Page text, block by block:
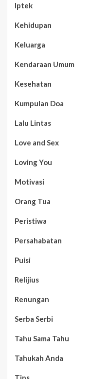
Iptek
Kehidupan
Keluarga
Kendaraan Umum
Kesehatan
Kumpulan Doa
Lalu Lintas
Love and Sex
Loving You
Motivasi
Orang Tua
Peristiwa
Persahabatan
Puisi
Relijius
Renungan
Serba Serbi
Tahu Sama Tahu
Tahukah Anda